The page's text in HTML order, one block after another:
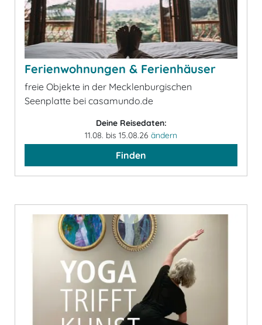
Ferienwohnungen & Ferienhäuser
freie Objekte in der Mecklenburgischen
Seenplatte bei casamundo.de
Deine Reisedaten:
11.08. bis 15.08.26 ändern
Finden